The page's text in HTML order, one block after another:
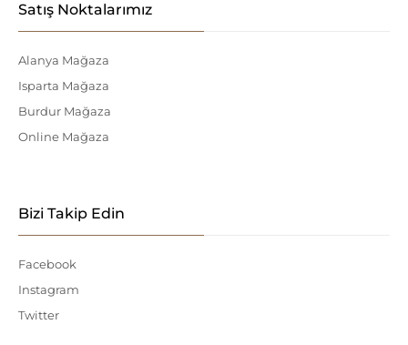
Satış Noktalarımız
Alanya Mağaza
Isparta Mağaza
Burdur Mağaza
Online Mağaza
Bizi Takip Edin
Facebook
Instagram
Twitter